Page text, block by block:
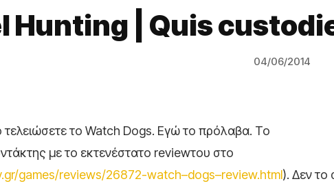
Hunting | Quis
04/06/2014
το Watch Dogs. Εγώ το πρόλαβα. Το
με το εκτενέστατο reviewτου στο
.gr/games/reviews/26872-watch–dogs–review.html). Δεν το